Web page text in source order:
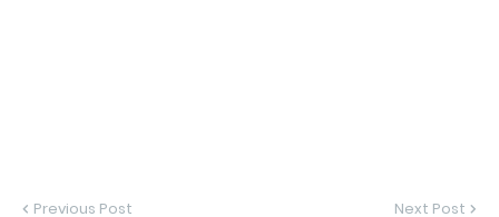
Previous Post Next Post